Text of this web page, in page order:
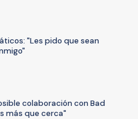
"Les pido que sean
colaboración con Bad
más que cerca"